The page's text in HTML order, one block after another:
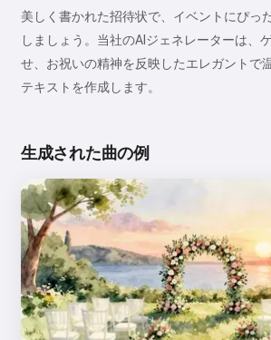
美しく書かれた招待状で、イベントにぴっ
しましょう。当社のAIジェネレーターは、
せ、お祝いの精神を反映したエレガントで
テキストを作成します。
生成された曲の例